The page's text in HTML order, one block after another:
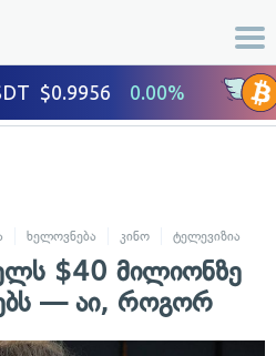
ხელოვნება კინო ტელევიზია
$40 მილიონზე
— აი, როგორ